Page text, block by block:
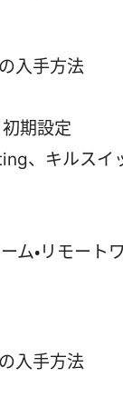
入手方法
期設定
、キルスイ
・リモート
入手方法